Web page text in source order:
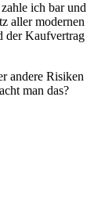
ich bar und
aller modernen
der Kaufvertrag
andere Risiken
man das?